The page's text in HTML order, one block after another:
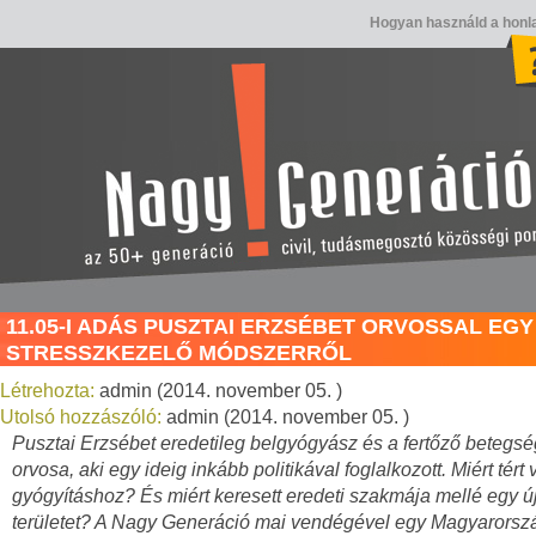
Hogyan használd a
11.05-I ADÁS PUSZTAI ERZSÉBET ORVOSSAL
STRESSZKEZELŐ MÓDSZERRŐL
Létrehozta: admin (2014. november 05. )
Utolsó hozzászóló: admin (2014. november 05. )
Pusztai Erzsébet eredetileg belgyógyász és a fertőző
orvosa, aki egy ideig inkább politikával foglalkozott. Miért tért
gyógyításhoz? És miért keresett eredeti szakmája mellé egy
területet? A Nagy Generáció mai vendégével egy